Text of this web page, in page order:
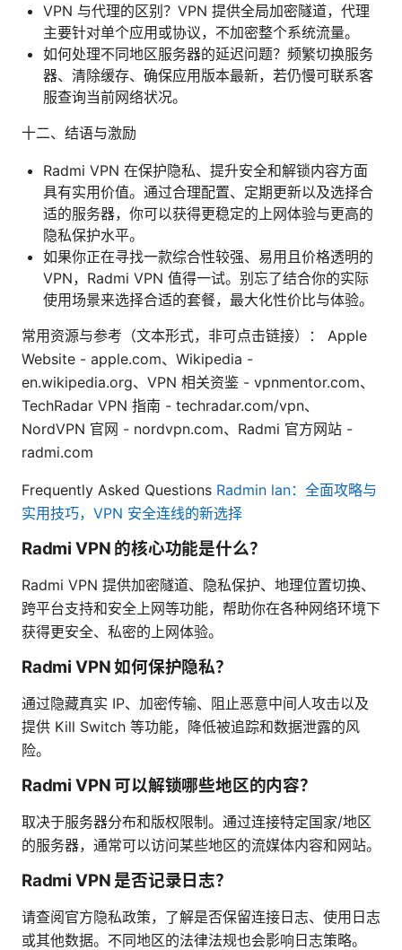
VPN 与代理的区别？VPN 提供全局加密隧道，代理
主要针对单个应用或协议，不加密整个系统流量。
如何处理不同地区服务器的延迟问题？频繁切换服务
器、清除缓存、确保应用版本最新，若仍慢可联系客
服查询当前网络状况。
十二、结语与激励
Radmi VPN 在保护隐私、提升安全和解锁内容方面
具有实用价值。通过合理配置、定期更新以及选择合
适的服务器，你可以获得更稳定的上网体验与更高的
隐私保护水平。
如果你正在寻找一款综合性较强、易用且价格透明的
VPN，Radmi VPN 值得一试。别忘了结合你的实际
使用场景来选择合适的套餐，最大化性价比与体验。
常用资源与参考（文本形式，非可点击链接）： Apple
Website - apple.com、Wikipedia -
en.wikipedia.org、VPN 相关资鉴 - vpnmentor.com、
TechRadar VPN 指南 - techradar.com/vpn、
NordVPN 官网 - nordvpn.com、Radmi 官方网站 -
radmi.com
Frequently Asked Questions Radmin lan：全面攻略与
实用技巧，VPN 安全连线的新选择
Radmi VPN 的核心功能是什么？
Radmi VPN 提供加密隧道、隐私保护、地理位置切换、
跨平台支持和安全上网等功能，帮助你在各种网络环境下
获得更安全、私密的上网体验。
Radmi VPN 如何保护隐私？
通过隐藏真实 IP、加密传输、阻止恶意中间人攻击以及
提供 Kill Switch 等功能，降低被追踪和数据泄露的风
险。
Radmi VPN 可以解锁哪些地区的内容？
取决于服务器分布和版权限制。通过连接特定国家/地区
的服务器，通常可以访问某些地区的流媒体内容和网站。
Radmi VPN 是否记录日志？
请查阅官方隐私政策，了解是否保留连接日志、使用日志
或其他数据。不同地区的法律法规也会影响日志策略。